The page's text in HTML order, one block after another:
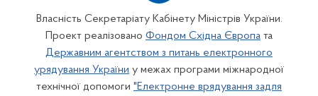
Власність Секретаріату Кабінету Міністрів України.
Проект реалізовано Фондом Східна Європа та
Державним агентством з питань електронного
урядування України у межах програми міжнародної
технічної допомоги "Електронне врядування задля